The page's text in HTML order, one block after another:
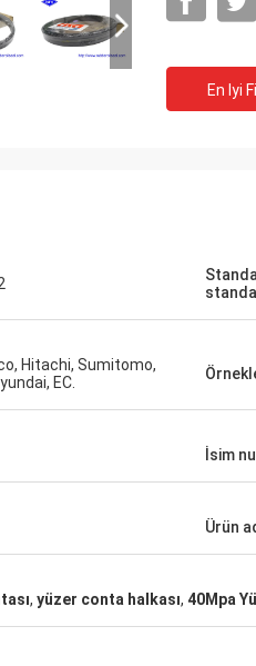
En Iyi
Hitachi, Sumitomo,
EC.
İsim
Ürün
, yüzer conta halkası, 40Mpa